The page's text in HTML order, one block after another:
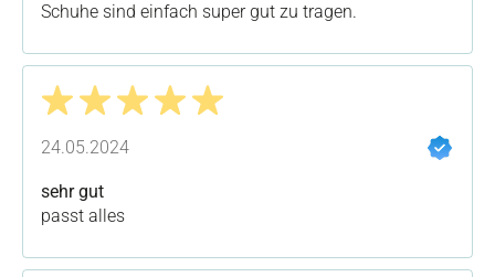
Schuhe sind einfach super gut zu tragen.
Bewertung mit 5 von 5 Sternen
24.05.2024
sehr gut
passt alles